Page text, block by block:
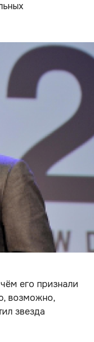
его признали
возможно,
звезда